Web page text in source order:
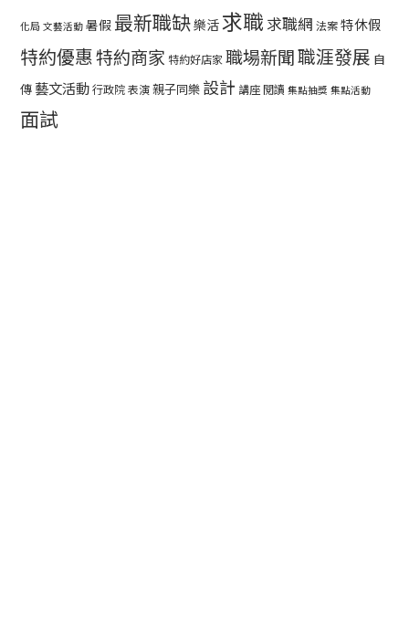
化局 文藝活動 暑假 最新職缺樂活求職 求職網 法案特休假
特約優惠特約商家 特約好店家職場新聞職涯發展 自
傳 藝文活動行政院表演親子同樂 設計 講座閱讀 集點抽獎 集點活動
面試